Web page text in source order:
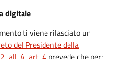
digitale
ti viene rilasciato un
del Presidente della
all. A, art. 4 prevede che per: